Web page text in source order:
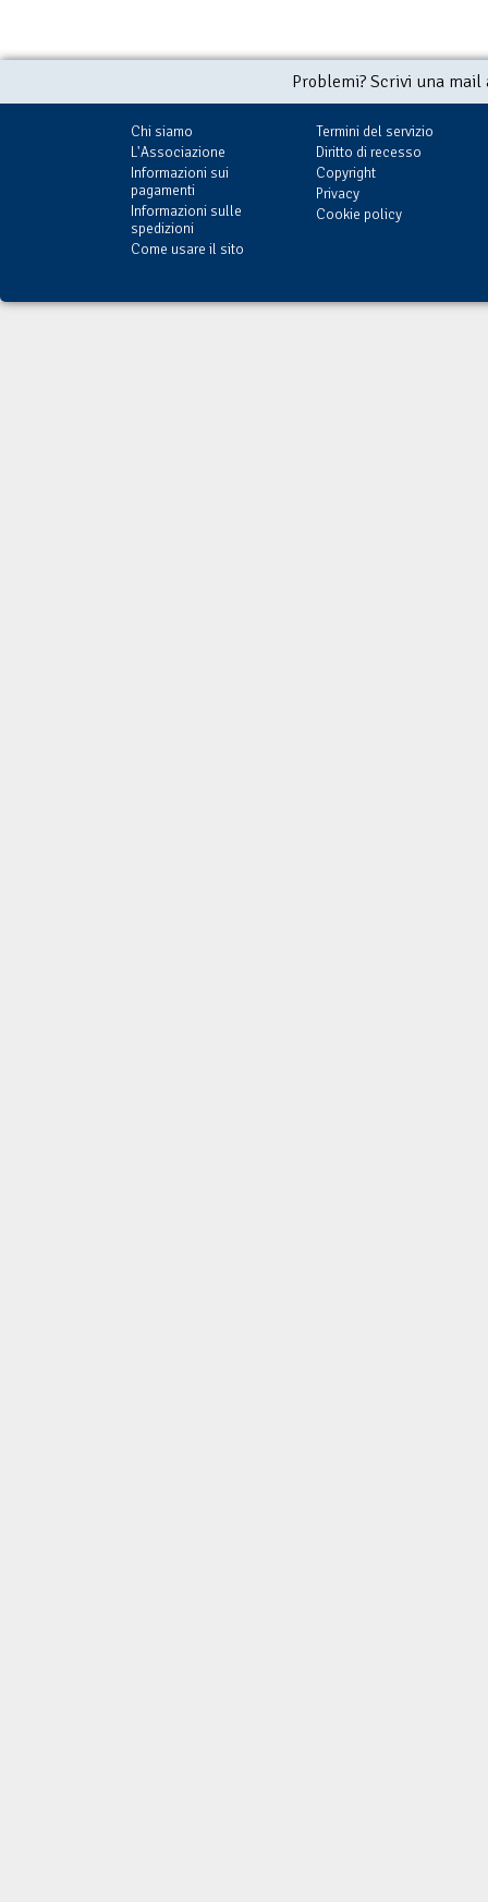
Problemi? Scrivi una
Chi siamo
L'Associazione
Informazioni sui
pagamenti
Informazioni sulle
spedizioni
Come usare il sito
Termini del servizio
Diritto di recesso
Copyright
Privacy
Cookie policy